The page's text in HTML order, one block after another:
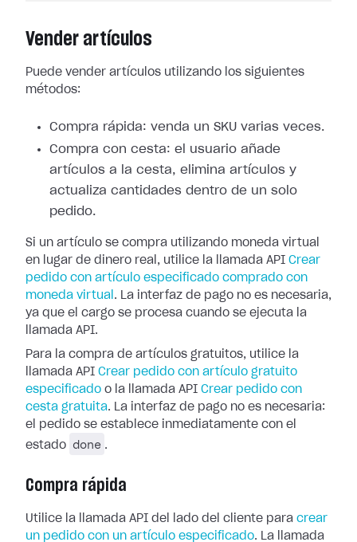
Vender artículos
Puede vender artículos utilizando los siguientes
métodos:
Compra rápida: venda un SKU varias veces.
Compra con cesta: el usuario añade
artículos a la cesta, elimina artículos y
actualiza cantidades dentro de un solo
pedido.
Si un artículo se compra utilizando moneda virtual
en lugar de dinero real, utilice la llamada API Crear
pedido con artículo especificado comprado con
moneda virtual . La interfaz de pago no es necesaria,
ya que el cargo se procesa cuando se ejecuta la
llamada API.
Para la compra de artículos gratuitos, utilice la
llamada API Crear pedido con artículo gratuito
especificado o la llamada API Crear pedido con
cesta gratuita. La interfaz de pago no es necesaria:
el pedido se establece inmediatamente con el
estado
done .
Compra rápida
Utilice la llamada API del lado del cliente para crear
un pedido con un artículo especificado. La llamada